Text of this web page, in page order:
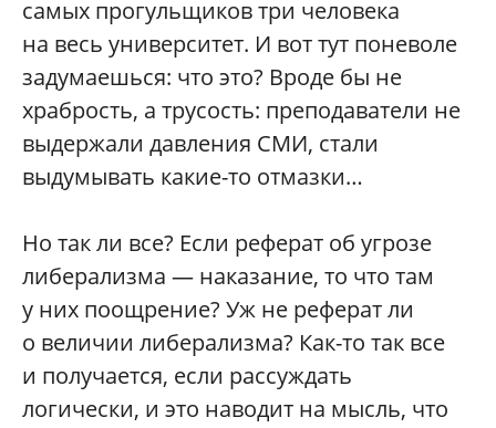
самых прогульщиков три человека
на весь университет. И вот тут поневоле
задумаешься: что это? Вроде бы не
храбрость, а трусость: преподаватели не
выдержали давления СМИ, стали
выдумывать какие-то отмазки…
Но так ли все? Если реферат об угрозе
либерализма — наказание, то что там
у них поощрение? Уж не реферат ли
о величии либерализма? Как-то так все
и получается, если рассуждать
логически, и это наводит на мысль, что